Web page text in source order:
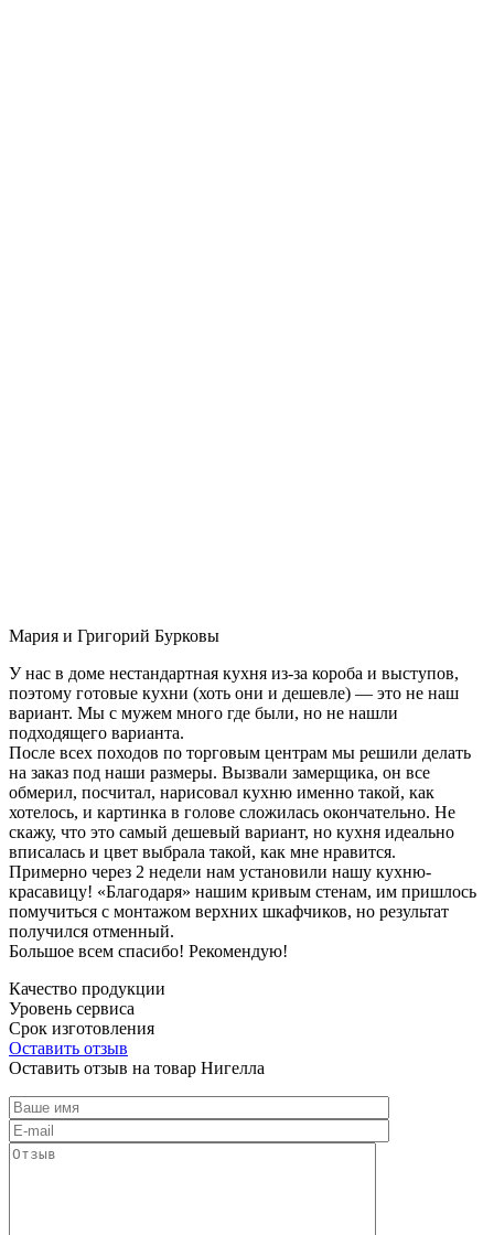
Мария и Григорий Бурковы
У нас в доме нестандартная кухня из-за короба и выступов,
поэтому готовые кухни (хоть они и дешевле) — это не наш
вариант. Мы с мужем много где были, но не нашли
подходящего варианта.
После всех походов по торговым центрам мы решили делать
на заказ под наши размеры. Вызвали замерщика, он все
обмерил, посчитал, нарисовал кухню именно такой, как
хотелось, и картинка в голове сложилась окончательно. Не
скажу, что это самый дешевый вариант, но кухня идеально
вписалась и цвет выбрала такой, как мне нравится.
Примерно через 2 недели нам установили нашу кухню-
красавицу! «Благодаря» нашим кривым стенам, им пришлось
помучиться с монтажом верхних шкафчиков, но результат
получился отменный.
Большое всем спасибо! Рекомендую!
Качество продукции
Уровень сервиса
Срок изготовления
Оставить отзыв
Оставить отзыв на товар Нигелла